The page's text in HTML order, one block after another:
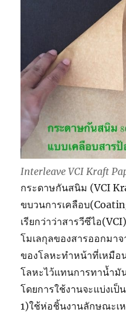
Interleave VCI Kraft
กระดาษกันสนิม (VCI
ขบวนการเคลือบ
เรียกว่าว่าสารวีซีไอ
โมเลกุลของสารออกมาจ
ของโลหะทำหน้าที่เหมือ
โลหะไว้แทนการทาน้ำมั
โดยการใช้งานจะแบ่งเ
1)ใช้ห่อชิ้นงานลักษณะ